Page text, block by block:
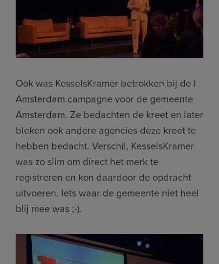
Ook was KesselsKramer betrokken bij de I
Amsterdam campagne voor de gemeente
Amsterdam. Ze bedachten de kreet en later
bleken ook andere agencies deze kreet te
hebben bedacht. Verschil, KesselsKramer
was zo slim om direct het merk te
registreren en kon daardoor de opdracht
uitvoeren. Iets waar de gemeente niet heel
blij mee was ;-).